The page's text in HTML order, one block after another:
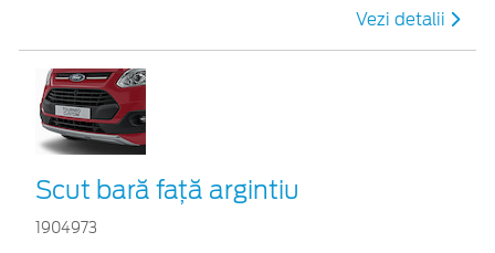
Vezi detalii
Scut bară faţă argintiu
1904973